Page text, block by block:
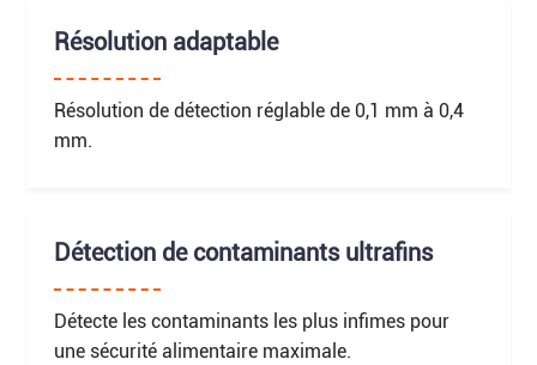
Résolution adaptable
Résolution de détection réglable de 0,1 mm à 0,4
mm.
Détection de contaminants ultrafins
Détecte les contaminants les plus infimes pour
une sécurité alimentaire maximale.